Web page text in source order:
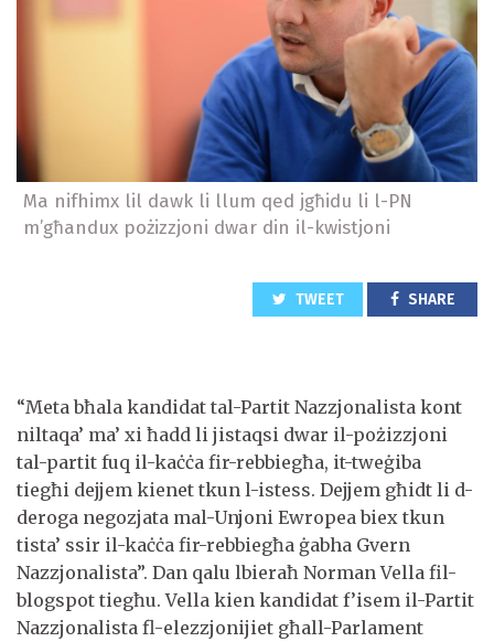
Ma nifhimx lil dawk li llum qed jgħidu li l-PN
m’għandux pożizzjoni dwar din il-kwistjoni
TWEET SHARE
“Meta bħala kandidat tal-Partit Nazzjonalista kont
niltaqa’ ma’ xi ħadd li jistaqsi dwar il-pożizzjoni
tal-partit fuq il-kaċċa fir-rebbiegħa, it-tweġiba
tiegħi dejjem kienet tkun l-istess. Dejjem għidt li d-
deroga negozjata mal-Unjoni Ewropea biex tkun
tista’ ssir il-kaċċa fir-rebbiegħa ġabha Gvern
Nazzjonalista”. Dan qalu lbieraħ Norman Vella fil-
blogspot tiegħu. Vella kien kandidat f’isem il-Partit
Nazzjonalista fl-elezzjonijiet għall-Parlament